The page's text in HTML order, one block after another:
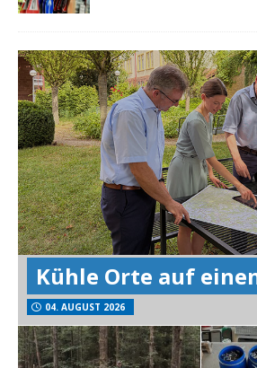
Kühle Orte auf
04. AUGUST 2026